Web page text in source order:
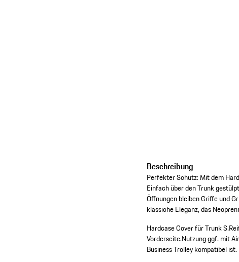
Beschreibung
Perfekter Schutz: Mit dem
Einfach über den Trunk
Öffnungen bleiben Griffe und
klassiche Eleganz, das
Hardcase Cover für Trunk S.
Vorderseite.Nutzung ggf. mit
Business Trolley kompatibel ist.